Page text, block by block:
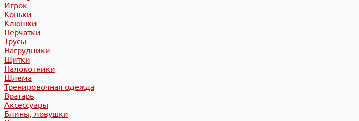
Игрок
Коньки
Клюшки
Перчатки
Трусы
Нагрудники
Щитки
Налокотники
Шлема
Тренировочная одежда
Вратарь
Аксессуары
Блины, ловушки